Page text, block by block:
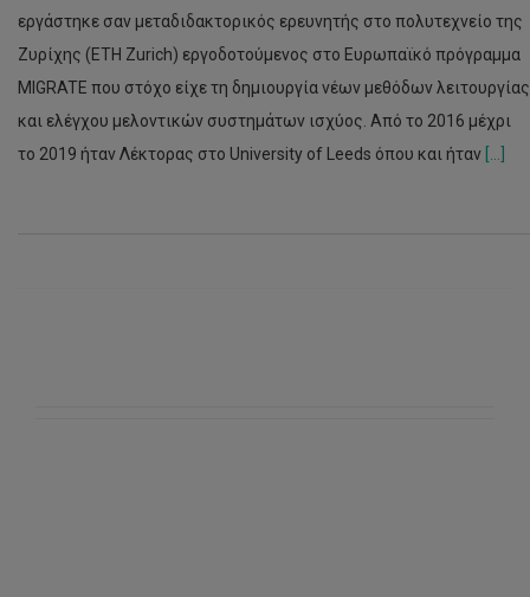
εργάστηκε σαν μεταδιδακτορικός ερευνητής στο πολυτεχνείο της
Ζυρίχης (ETH Zurich) εργοδοτούμενος στο Ευρωπαϊκό πρόγραμμα
MIGRATE που στόχο είχε τη δημιουργία νέων μεθόδων λειτουργίας
και ελέγχου μελοντικών συστημάτων ισχύος. Από το 2016 μέχρι
το 2019 ήταν Λέκτορας στο University of Leeds όπου και ήταν